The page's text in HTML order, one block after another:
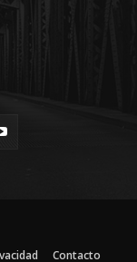
Contacto